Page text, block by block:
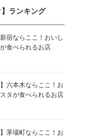
ランキング
新宿ならここ！おいし
食べられるお店
】六本木ならここ！お
タが食べられるお店
】茅場町ならここ！お